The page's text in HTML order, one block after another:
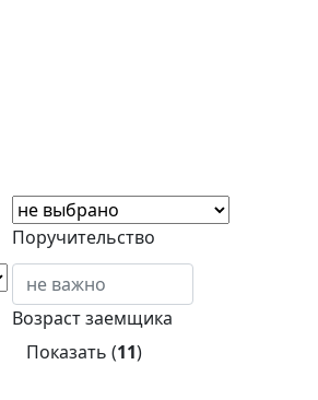
Поручительство
Возраст заемщика
Показать (11)